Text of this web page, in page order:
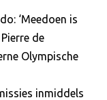
‘Meedoen is
de
Olympische
inmiddels